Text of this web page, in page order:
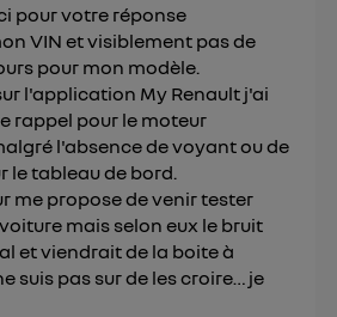
pour votre réponse
VIN et visiblement pas de
pour mon modèle.
l'application My Renault j'ai
rappel pour le moteur
l'absence de voyant ou de
le tableau de bord.
me propose de venir tester
mais selon eux le bruit
et viendrait de la boite à
suis pas sur de les croire… je